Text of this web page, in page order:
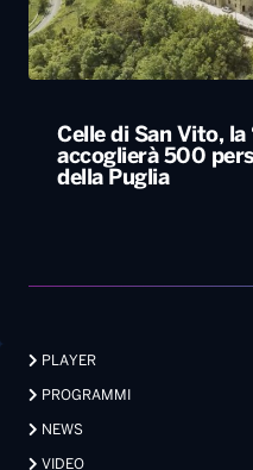
PLAYER